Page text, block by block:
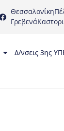
Θεσσαλονίκη
Γρεβενά
Δ/νσεις 3ης